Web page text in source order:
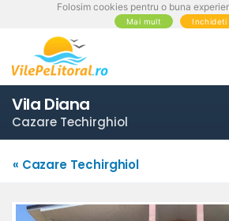
Folosim cookies pentru o buna
Mai mult Inchideti
Vila Diana
Cazare Techirghiol
« Cazare Techirghiol